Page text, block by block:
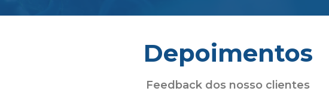
Depoimentos
Feedback dos nosso clientes